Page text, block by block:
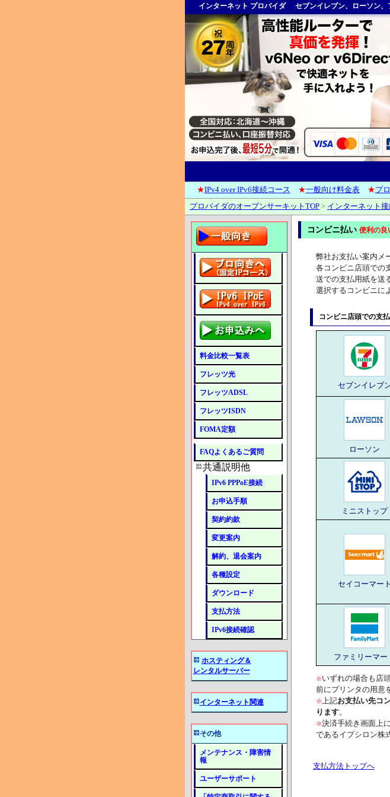
インターネット プロバイダ セブンイレブン、ローソン
★IPv4 over IPv6接続コース ★一般向け料金表 ★プ
プロバイダのオープンサーキットTOP > インターネット
コンビニ払い 便利の良
弊社お支払い案内メ
各コンビニ店頭での
送での支払用紙を送
選択するコンビニに
コンビニ店頭での支
セブンイレブ
ローソン
ミニストップ
セイコーマート
ファミリーマー
※いずれの場合も店
前にプリンタの用意
※上記お支払い先コ
ります。
※決済手続き画面上
であるイプシロン株
支払方法トップへ
料金比較一覧表
フレッツ光
フレッツADSL
フレッツISDN
FOMA定額
FAQよくあるご質問
共通説明他
IPv6 PPPoE接続
お申込手順
契約約款
変更案内
解約、退会案内
各種設定
ダウンロード
支払方法
IPv6接続確認
ホスティング＆
レンタルサーバー
インターネット関連
その他
メンテナンス・障害情
報
ユーザーサポート